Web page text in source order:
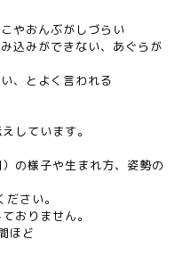
やおんぶがしづらい
込みができない、あぐらが
、とよく言われる
しています。
の様子や生まれ方、姿勢の
さい。
おりません。
ほど